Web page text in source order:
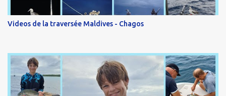
Videos de la traversée Maldives - Chagos